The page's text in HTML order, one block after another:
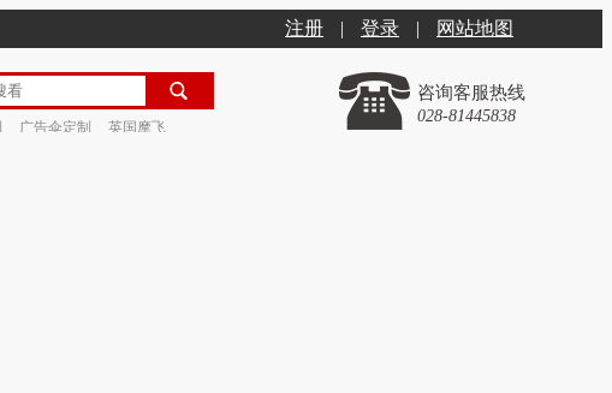
注册 | 登录 | 网站地图
广告伞定制 英国摩飞
咨询客服热线
028-81445838